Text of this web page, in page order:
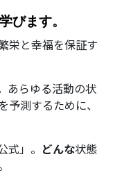
びます。
栄と幸福を保証す
あらゆる活動の状
測するために、
」。 どんな状態